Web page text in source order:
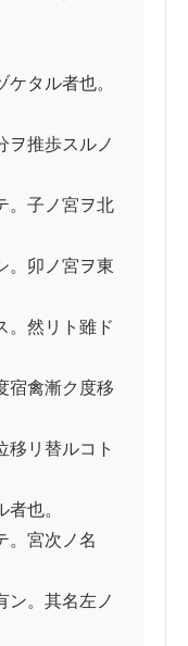
タル者也。
ヲ推歩スルノ
。子ノ宮ヲ北
。卯ノ宮ヲ東
。然リト雖ド
宿禽漸ク度移
移リ替ルコト
也。
。宮次ノ名
ン。其名左ノ